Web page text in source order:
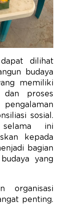
dilihat
budaya
memiliki
proses
sosial.
ini
kepada
bagian
yang
organisasi
penting.